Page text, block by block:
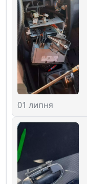
01 липня